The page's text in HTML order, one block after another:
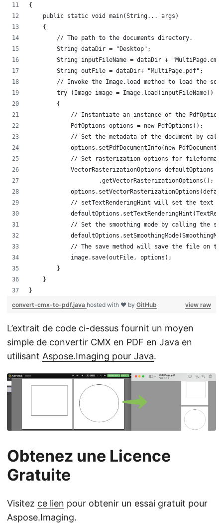
{
    public static void main(String... args)
    {
        // The path to the documents directory.
        String dataDir = "Desktop";
String inputFileName = dataDir +
        String outFile = dataDir+ "MultiPage.pdf";
// Invoke the Image.load method to load the
        try (Image image = Image.load(inputFileName))
        {
// Instantiate an instance of the
            PdfOptions options = new PdfOptions();
// Set the metadata of the document by
options.setPdfDocumentInfo(new
// Set rasterization options for
VectorRasterizationOptions defaultOptions
                    .getVectorRasterizationOptions();
// setTextRenderingHint will set the text
// Set the smoothing mode by calling the
// The save method will save the file on
            image.save(outFile, options);
        }
    }
}
view raw
convert-cmx-to-pdf.java hosted with ❤ by GitHub
L’extrait de code ci-dessus fournit un moyen
simple de convertir CMX en PDF en Java en
utilisant Aspose.Imaging pour Java.
Obtenez une Licence
Gratuite
Visitez ce lien pour obtenir un essai gratuit pour
Aspose.Imaging.